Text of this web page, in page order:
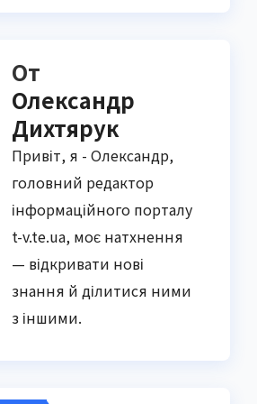
От
Олександр
Дихтярук
Привіт, я - Олександр,
головний редактор
інформаційного порталу
t-v.te.ua, моє натхнення
— відкривати нові
знання й ділитися ними
з іншими.